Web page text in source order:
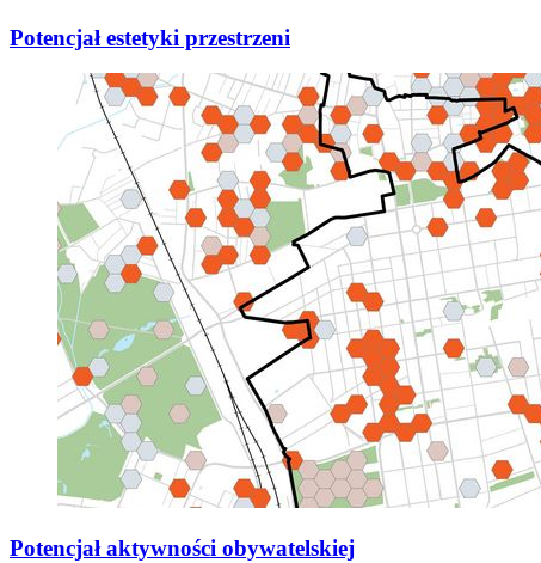
Potencjał estetyki przestrzeni
Potencjał aktywności obywatelskiej